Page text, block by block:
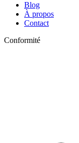
Blog
À propos
Contact
Conformité